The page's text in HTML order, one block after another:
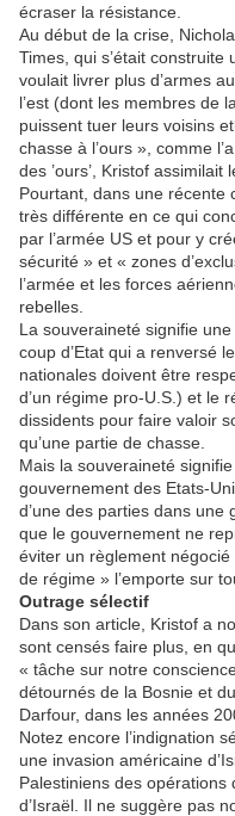
écraser la résistance.
Au début de la crise,
Times, qui s’était construite
voulait livrer plus d’armes
l’est (dont les membres de
puissent tuer leurs voisins
chasse à l’ours », comme
des ’ours’, Kristof assimilait
Pourtant, dans une récente
très différente en ce qui
par l’armée US et pour y
sécurité » et « zones
l’armée et les forces
rebelles.
La souveraineté signifie
coup d’Etat qui a renversé
nationales doivent être
d’un régime pro-U.S.) et le
dissidents pour faire valoir
qu’une partie de chasse.
Mais la souveraineté
gouvernement des Etats-
d’une des parties dans
que le gouvernement ne
éviter un règlement
de régime » l’emporte sur
Outrage sélectif
Dans son article, Kristof a
sont censés faire plus, en
« tâche sur notre
détournés de la Bosnie et
Darfour, dans les années
Notez encore l’indignation
une invasion américaine
Palestiniens des
d’Israël. Il ne suggère pas